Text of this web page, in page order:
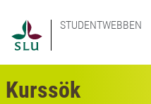
STUDENTWEBBEN
Kurssök